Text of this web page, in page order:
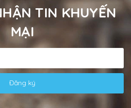
TIN KHUYẾN
MẠI
Đăng ký